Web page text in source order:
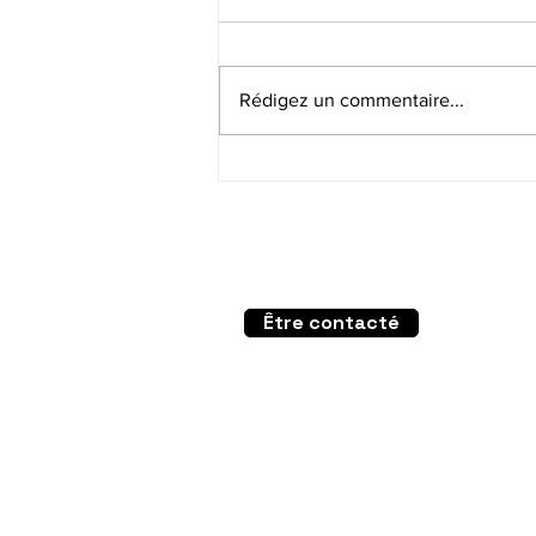
Rédigez un commentaire...
Être contacté